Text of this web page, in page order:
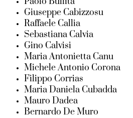
Giuseppe Cabizzosu
Raffaele Callia
Sebastiana Calvia
Gino Calvisi
Maria Antonietta Canu
Michele Antonio Corona
Filippo Corrias
Maria Daniela Cubadda
Mauro Dadea
Bernardo De Muro